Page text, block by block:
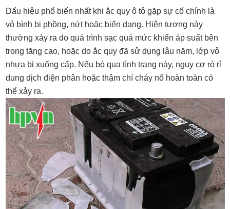
Dấu hiệu phổ biến nhất khi ắc quy ô tô gặp sự cố chính là
vỏ bình bị phồng, nứt hoặc biến dạng. Hiện tượng này
thường xảy ra do quá trình sạc quá mức khiến áp suất bên
trong tăng cao, hoặc do ắc quy đã sử dụng lâu năm, lớp vỏ
nhựa bị xuống cấp. Nếu bỏ qua tình trạng này, nguy cơ rò rỉ
dung dịch điện phân hoặc thậm chí cháy nổ hoàn toàn có
thể xảy ra.